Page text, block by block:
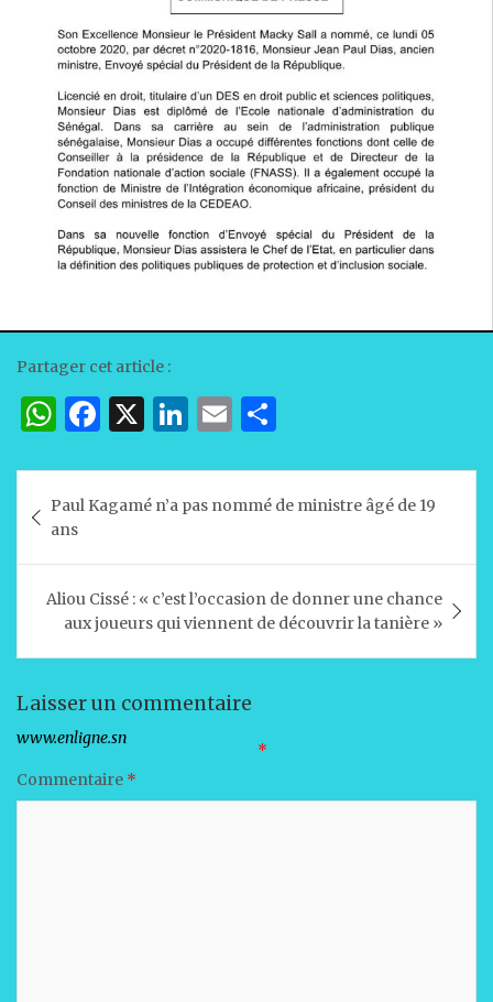
Partager cet article :
W
at
s
A
p
p
F
c
e
b
o
o
k
X
Li
k
e
dI
n
E
ai
l
ta
g
er
de
l’article
Paul Kagamé n’a pas nommé de ministre âgé de 19
ans
Aliou Cissé : « c’est l’occasion de donner une chance
aux joueurs qui viennent de découvrir la tanière »
Laisser un commentaire
Votre adresse e-mail ne sera pas publiée.
Les champs obligatoires sont indiqués avec *
Commentaire *